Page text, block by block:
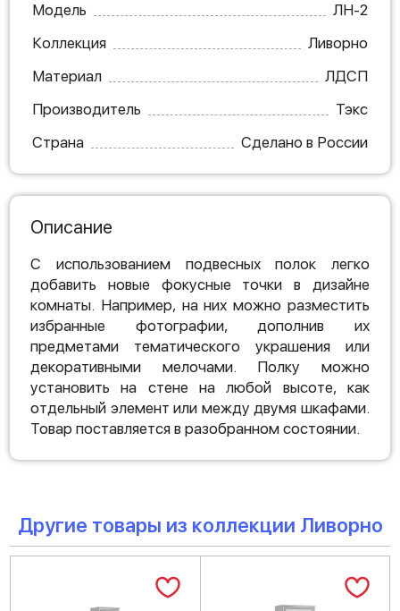
Модель
ЛН-2
Коллекция
Ливорно
Материал
ЛДСП
Производитель
Тэкс
Страна
Сделано в России
Описание
С использованием подвесных полок легко
добавить новые фокусные точки в дизайне
комнаты. Например, на них можно разместить
избранные фотографии, дополнив их
предметами тематического украшения или
декоративными мелочами. Полку можно
установить на стене на любой высоте, как
отдельный элемент или между двумя шкафами.
Товар поставляется в разобранном состоянии.
Другие товары из коллекции Ливорно